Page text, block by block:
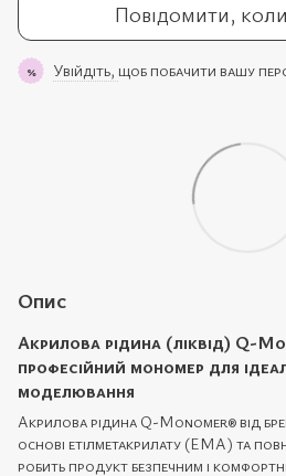
Повідомити,
% Увійдіть, щоб побачити вашу
Опис
Акрилова рідина (ліквід) Q-
професійний мономер для
моделювання
Акрилова рідина Q-Monomer® від
основі етілметакрилату (EMA) та
робить продукт безпечним і